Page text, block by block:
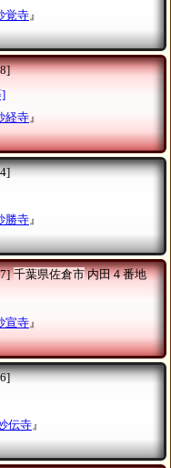
覚寺 』
]
経寺 』
勝寺』
千葉県佐倉市内田４番地
宣寺 』
伝寺 』